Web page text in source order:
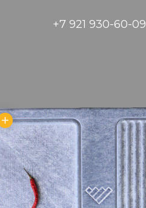
+7 921 930-60-09